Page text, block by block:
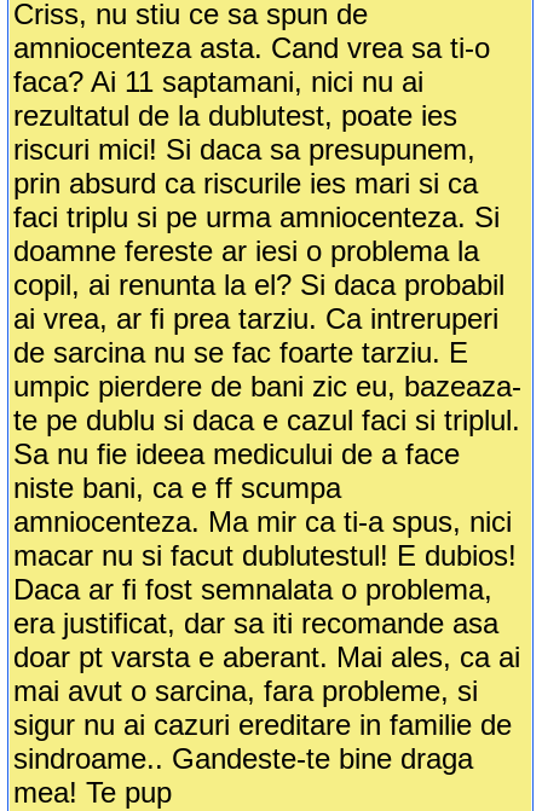
Criss, nu stiu ce sa spun de
amniocenteza asta. Cand vrea sa ti-o
faca? Ai 11 saptamani, nici nu ai
rezultatul de la dublutest, poate ies
riscuri mici! Si daca sa presupunem,
prin absurd ca riscurile ies mari si ca
faci triplu si pe urma amniocenteza. Si
doamne fereste ar iesi o problema la
copil, ai renunta la el? Si daca probabil
ai vrea, ar fi prea tarziu. Ca intreruperi
de sarcina nu se fac foarte tarziu. E
umpic pierdere de bani zic eu, bazeaza-
te pe dublu si daca e cazul faci si triplul.
Sa nu fie ideea medicului de a face
niste bani, ca e ff scumpa
amniocenteza. Ma mir ca ti-a spus, nici
macar nu si facut dublutestul! E dubios!
Daca ar fi fost semnalata o problema,
era justificat, dar sa iti recomande asa
doar pt varsta e aberant. Mai ales, ca ai
mai avut o sarcina, fara probleme, si
sigur nu ai cazuri ereditare in familie de
sindroame.. Gandeste-te bine draga
mea! Te pup